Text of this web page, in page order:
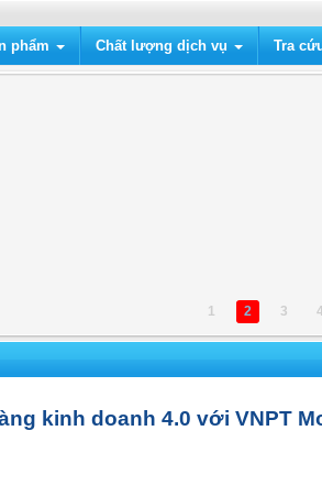
phẩm Chất lượng dịch vụ Tra
1 2 3
kinh doanh 4.0 với VNPT